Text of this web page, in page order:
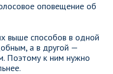
оповещение об
выше способов в одной
а в другой —
Поэтому к ним нужно